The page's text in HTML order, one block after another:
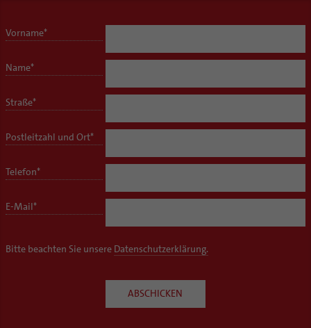
Vorname*
Name*
Straße*
Postleitzahl und Ort*
Telefon*
E-Mail*
Bitte beachten Sie unsere Datenschutzerklärung.